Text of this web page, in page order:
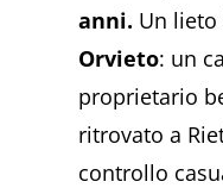
anni. Un
Orvieto: un
proprietario
ritrovato a
controllo